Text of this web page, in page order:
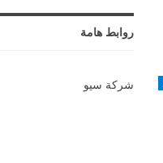
روابط هامة
شركة سيو